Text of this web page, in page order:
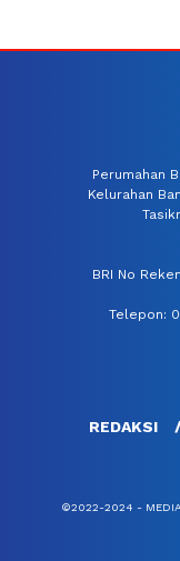
Perumahan
Kelurahan
BRI No
Telepon:
REDAKSI
©2022-2024 - MEDIA